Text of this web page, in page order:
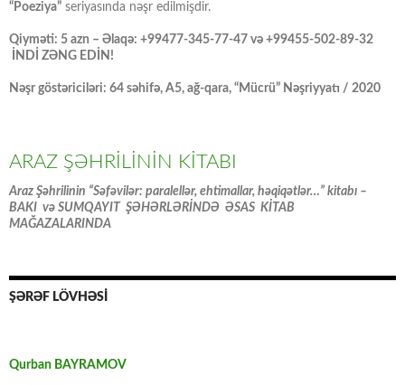
“Poeziya” seriyasında nəşr edilmişdir.
Qiyməti: 5 azn – Əlaqə: +99477-345-77-47 və +99455-502-89-32
İNDİ ZƏNG EDİN!
Nəşr göstəriciləri: 64 səhifə, A5, ağ-qara, “Mücrü” Nəşriyyatı / 2020
ARAZ ŞƏHRİLİNİN KİTABI
Araz Şəhrilinin “Səfəvilər: paralellər, ehtimallar, həqiqətlər…” kitabı –
BAKI və SUMQAYIT ŞƏHƏRLƏRİNDƏ ƏSAS KİTAB
MAĞAZALARINDA
ŞƏRƏF LÖVHƏSİ
Qurban BAYRAMOV